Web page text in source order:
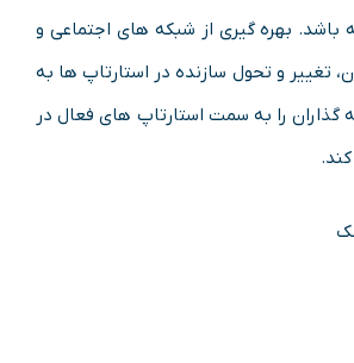
باشد. بهره گیری از شبکه های اجتماعی و
تغییر و تحول سازنده در استارتاپ ها به
گذاران را به سمت استارتاپ های فعال در